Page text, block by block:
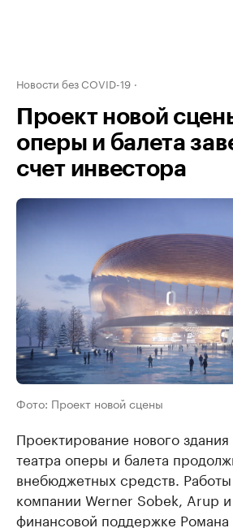
Новости без COVID-19
Проект новой
оперы и балета
счет инвестора
Фото: Проект новой сцены
Проектирование нового
театра оперы и балета
внебюджетных средств.
компании Werner Sobek, Arup
финансовой поддержке